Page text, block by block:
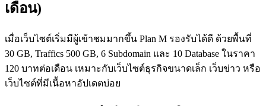
เดือน)
เมื่อเว็บไซต์เริ่มมีผู้เข้าชมมากขึ้น Plan M รองรับได้ดี ด้วยพื้นที่
30 GB, Traffics 500 GB, 6 Subdomain และ 10 Database ในราคา
120 บาทต่อเดือน เหมาะกับเว็บไซต์ธุรกิจขนาดเล็ก เว็บข่าว หรือ
เว็บไซต์ที่มีเนื้อหาอัปเดตบ่อย